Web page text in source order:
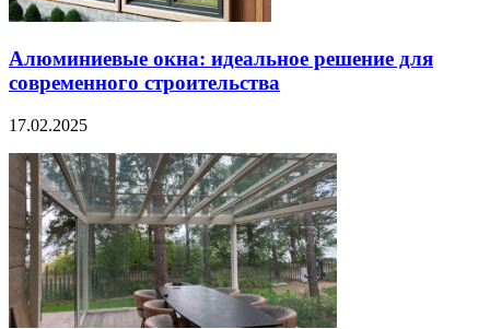
Алюминиевые окна: идеальное решение для
современного строительства
17.02.2025